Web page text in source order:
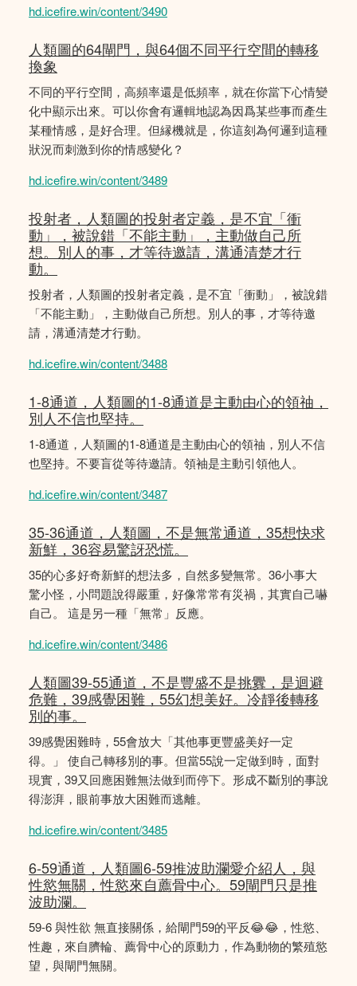
hd.icefire.win/content/3490
人類圖的64閘門，與64個不同平行空間的轉移
換象
不同的平行空間，高頻率還是低頻率，就在你當下心情變
化中顯示出來。可以你會有邏輯地認為因爲某些事而產生
某種情感，是好合理。但縁機就是，你這刻為何邏到這種
狀況而刺激到你的情感變化？
hd.icefire.win/content/3489
投射者，人類圖的投射者定義，是不宜「衝
動」，被說錯「不能主動」，主動做自己所
想。別人的事，才等待邀請，溝通清楚才行
動。
投射者，人類圖的投射者定義，是不宜「衝動」，被說錯
「不能主動」，主動做自己所想。別人的事，才等待邀
請，溝通清楚才行動。
hd.icefire.win/content/3488
1-8通道，人類圖的1-8通道是主動由心的領䄂，
別人不信也堅持。
1-8通道，人類圖的1-8通道是主動由心的領䄂，別人不信
也堅持。不要盲從等待邀請。領袖是主動引領他人。
hd.icefire.win/content/3487
35-36通道，人類圖，不是無常通道，35想快求
新鮮，36容易驚訝恐慌。
35的心多好奇新鮮的想法多，自然多變無常。36小事大
驚小怪，小問題說得嚴重，好像常常有災禍，其實自己嚇
自己。 這是另一種「無常」反應。
hd.icefire.win/content/3486
人類圖39-55通道，不是豐盛不是挑釁，是迴避
危難，39感覺困難，55幻想美好。冷靜後轉移
別的事。
39感覺困難時，55會放大「其他事更豐盛美好一定
得。」 使自己轉移別的事。但當55說一定做到時，面對
現實，39又回應困難無法做到而停下。形成不斷別的事說
得澎湃，眼前事放大困難而逃離。
hd.icefire.win/content/3485
6-59通道，人類圖6-59推波助瀾愛介紹人，與
性慾無關，性慾來自薦骨中心。59閘門只是推
波助瀾。
59-6 與性欲 無直接關係，給閘門59的平反😂😂，性慾、
性趣，來自臍輪、薦骨中心的原動力，作為動物的繁殖慾
望，與閘門無關。